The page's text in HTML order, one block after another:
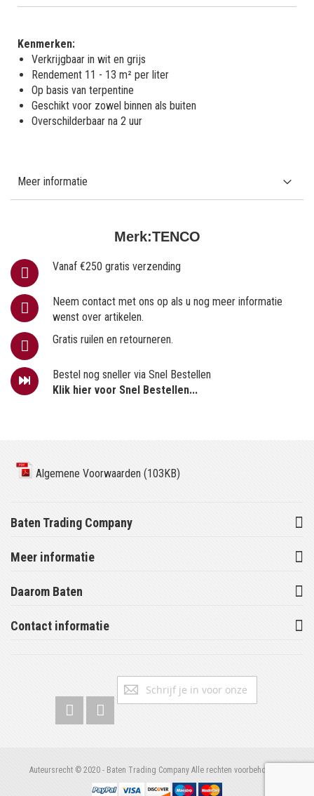
Merk:TENCO
Vanaf €250 gratis verzending
Neem contact met ons op als u nog meer informatie
wenst over artikelen.
Gratis ruilen en retourneren.
Bestel nog sneller via Snel Bestellen
Klik hier voor Snel Bestellen...
Kenmerken:
Verkrijgbaar in wit en grijs
Rendement 11 - 13 m² per liter
Op basis van terpentine
Geschikt voor zowel binnen als buiten
Overschilderbaar na 2 uur
Meer informatie
Algemene Voorwaarden (103KB)
Baten Trading Company
Meer informatie
Daarom Baten
Contact informatie
Abonneer
Auteursrecht © 2020 - Baten Trading Company Alle rechten voorbehouden.